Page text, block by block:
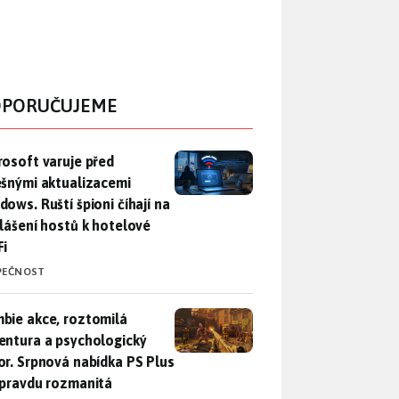
varuje před falešnými aktualizacemi Windows. Ruští
varuje před
aktualizacemi
Ruští špioni číhají na
hostů k hotelové
akce, roztomilá adventura a psychologický horor.
akce, roztomilá
a psychologický
Srpnová nabídka PS Plus
rozmanitá